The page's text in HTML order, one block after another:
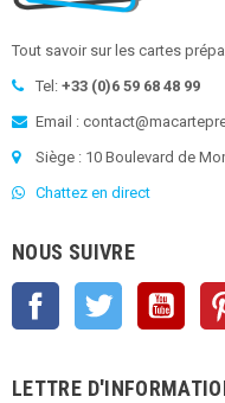
Tout savoir sur les cartes
Tel: +33 (0)6 59 68 48 99
Email :
Siège : 10 Boulevard de
Chattez en direct
NOUS SUIVRE
Facebook Twitter
LETTRE